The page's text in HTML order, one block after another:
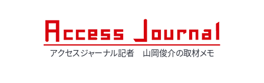
アクセスジャーナル記者 山岡俊介の取材メモ